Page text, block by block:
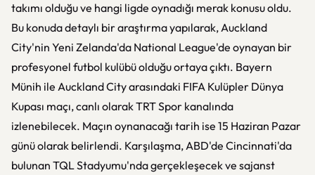
takımı olduğu ve hangi ligde oynadığı merak konusu oldu.
Bu konuda detaylı bir araştırma yapılarak, Auckland
City'nin Yeni Zelanda'da National League'de oynayan bir
profesyonel futbol kulübü olduğu ortaya çıktı. Bayern
Münih ile Auckland City arasındaki FIFA Kulüpler Dünya
Kupası maçı, canlı olarak TRT Spor kanalında
izlenebilecek. Maçın oynanacağı tarih ise 15 Haziran Pazar
günü olarak belirlendi. Karşılaşma, ABD'de Cincinnati'da
bulunan TQL Stadyumu'nda gerçekleşecek ve sajanst